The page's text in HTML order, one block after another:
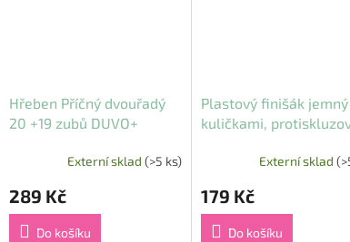
Hřeben Příčný dvouřadý
20 +19 zubů DUVO+
Externí sklad (>5 ks)
289 Kč
Do košíku
Plastový finišák
kuličkami,
Externí sklad
179 Kč
Do košíku